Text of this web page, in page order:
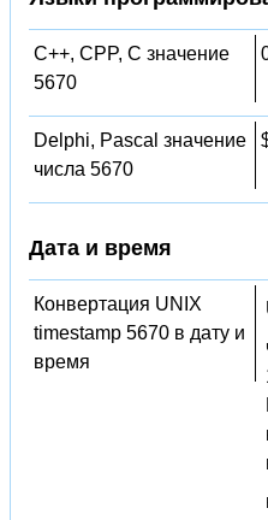
C++, CPP, C значение
5670
Delphi, Pascal значение
числа 5670
Дата и время
Конвертация UNIX
timestamp 5670 в дату и
время